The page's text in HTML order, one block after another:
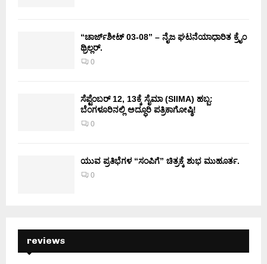
“ಚಾರ್ಜ್‌ಶೀಟ್ 03-08” – ನೈಜ ಘಟನೆಯಾಧಾರಿತ ಕ್ರೈಂ
ಥ್ರಿಲ್ಲರ್.
0
ಸೆಪ್ಟೆಂಬರ್ 12, 13ಕ್ಕೆ ಸೈಮಾ (SIIMA) ಹಬ್ಬ:
ಬೆಂಗಳೂರಿನಲ್ಲಿ ಅದ್ಧೂರಿ ಪತ್ರಿಕಾಗೋಷ್ಠಿ!
0
ಯುವ ಪ್ರತಿಭೆಗಳ “ಸಂಪಿಗೆ” ಚಿತ್ರಕ್ಕೆ ಶುಭ ಮುಹೂರ್ತ.
0
reviews